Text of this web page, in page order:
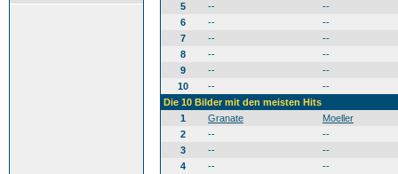
5
--
--
6
--
--
7
--
--
8
--
--
9
--
--
10
--
--
Die 10 Bilder mit den meisten Hits
1
Granate
Moeller
2
--
--
3
--
--
4
--
--